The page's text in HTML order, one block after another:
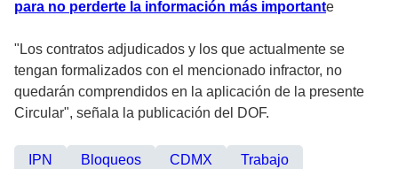
para no perderte la información más importante
"Los contratos adjudicados y los que actualmente se
tengan formalizados con el mencionado infractor, no
quedarán comprendidos en la aplicación de la presente
Circular", señala la publicación del DOF.
IPN Bloqueos CDMX Trabajo